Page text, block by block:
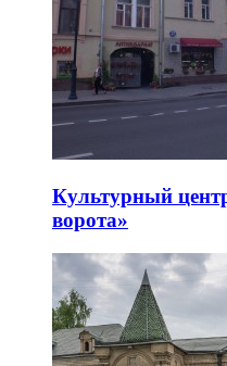
Культурный
ворота»